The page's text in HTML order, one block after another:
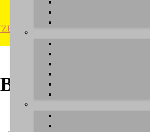
/ FAQ